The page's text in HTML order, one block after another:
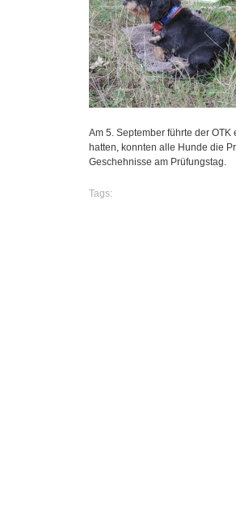
Am 5. September führte der
hatten, konnten alle Hunde die
Geschehnisse am Prüfungstag.
Tags: